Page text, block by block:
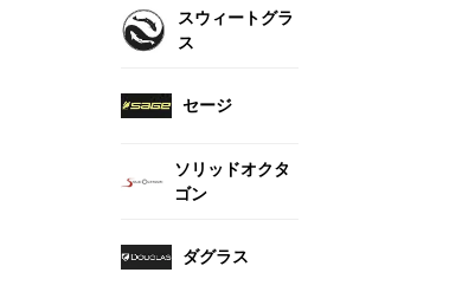
スウィートグラ
ス
セージ
ソリッドオクタ
ゴン
ダグラス